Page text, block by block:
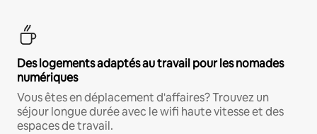
Des logements adaptés au travail pour les nomades
numériques
Vous êtes en déplacement d'affaires? Trouvez un
séjour longue durée avec le wifi haute vitesse et des
espaces de travail.